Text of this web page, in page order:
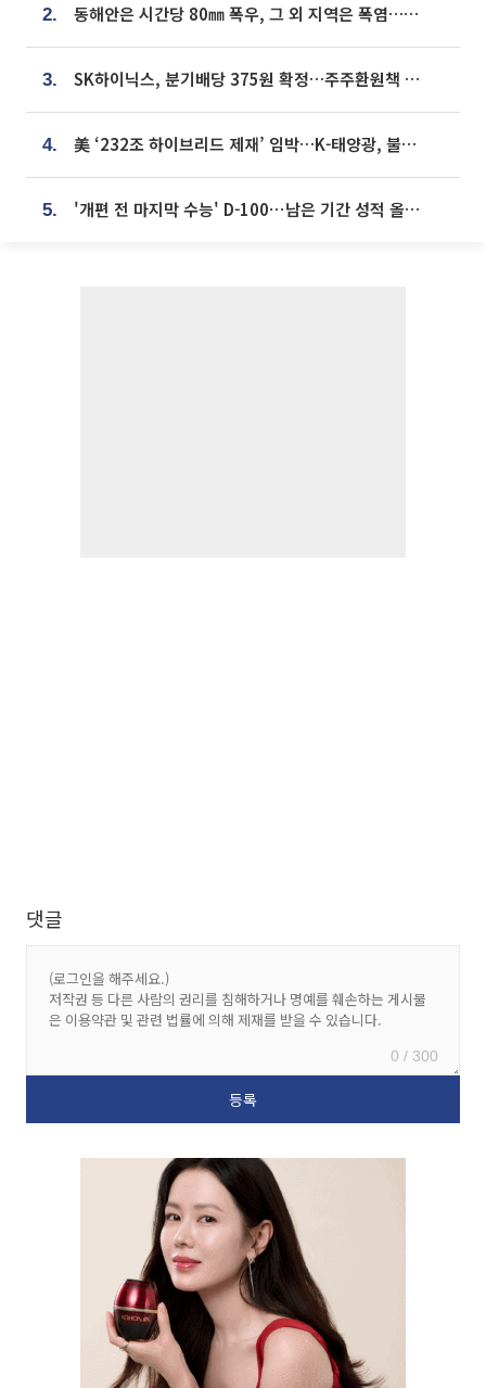
2. 동해안은 시간당 80㎜ 폭우, 그 외 지역은 폭염…‘극과 극 날씨’
3. SK하이닉스, 분기배당 375원 확정…주주환원책 9월로 앞당겨 발표
4. 美 ‘232조 하이브리드 제재’ 임박…K-태양광, 불확실성 털고 날개 다나
5. '개편 전 마지막 수능' D-100⋯남은 기간 성적 올릴 전략은
댓글
0 / 300